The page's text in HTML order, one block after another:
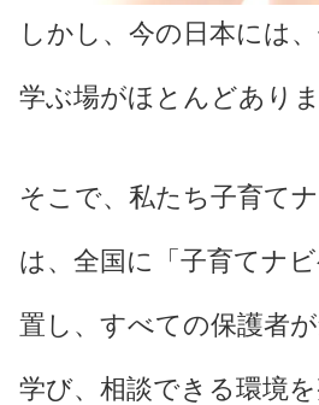
しかし、今の日本には
学ぶ場がほとんどありま
そこで、私たち子育て
は、全国に「子育てナ
置し、すべての保護者
学び、相談できる環境